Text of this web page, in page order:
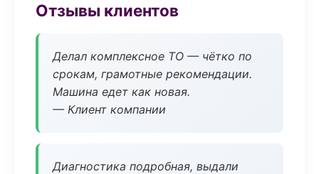
Отзывы клиентов
Делал комплексное ТО — чётко по
срокам, грамотные рекомендации.
Машина едет как новая.
— Клиент компании
Диагностика подробная, выдали